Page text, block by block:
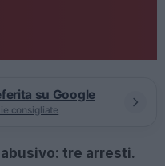
su Google
consigliate
tre arresti.